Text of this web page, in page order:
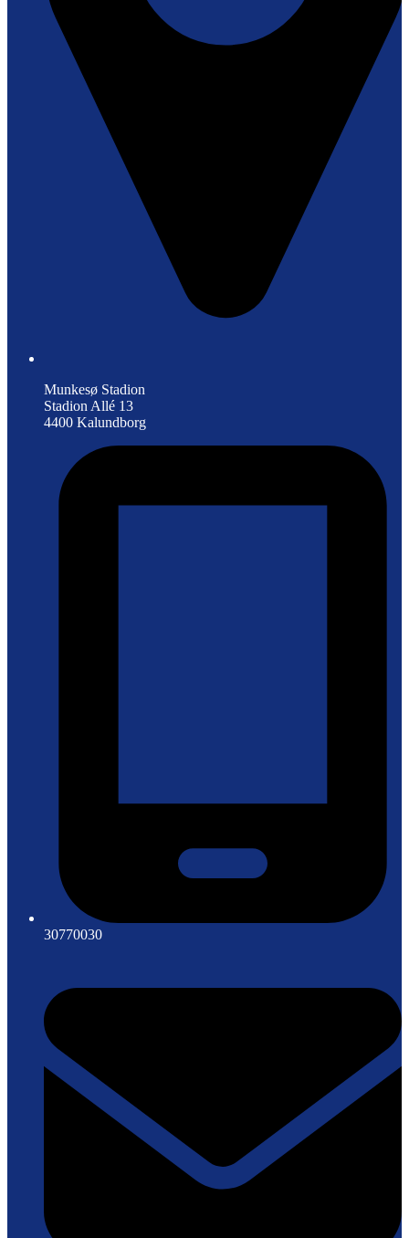
Munkesø Stadion
Stadion Allé 13
4400 Kalundborg
30770030